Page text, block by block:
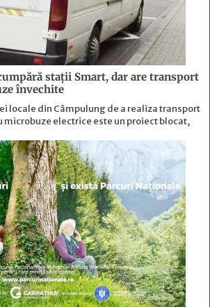
staţii Smart, dar are transport
învechite
locale din Câmpulung de a realiza transport
microbuze electrice este un proiect blocat,